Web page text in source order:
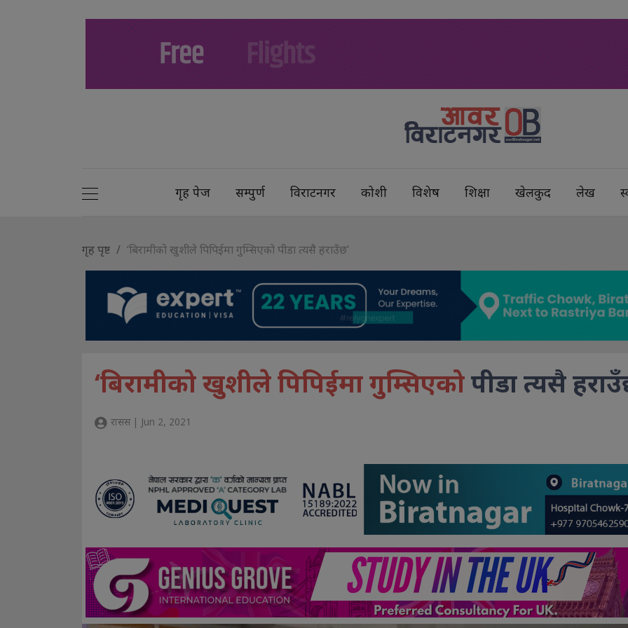
गृह पेज सम्पुर्ण विराटनगर कोशी विशेष शिक्षा खेलकुद लेख
गृह पृष्ट ‘बिरामीको खुशीले पिपिईमा गुम्सिएको पीडा त्यसै हराउँछ’
‘बिरामीको खुशीले पिपिईमा गुम्सिएकोपीडा त्यसै
रासस | Jun 2, 2021